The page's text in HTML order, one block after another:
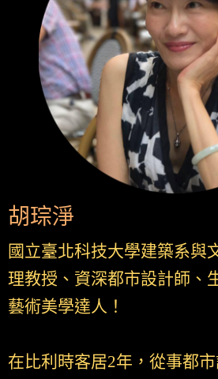
胡琮淨
國立臺北科技大學建築系與
理教授、資深都市設計師、
藝術美學達人！
在比利時客居2年，從事都